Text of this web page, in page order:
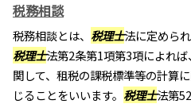
税務相談
税務相談とは、 税理士法に定めら
税理士法第2条第1項第3項によれ
関して、租税の課税標準等の計算
じることをいいます。 税理士法第